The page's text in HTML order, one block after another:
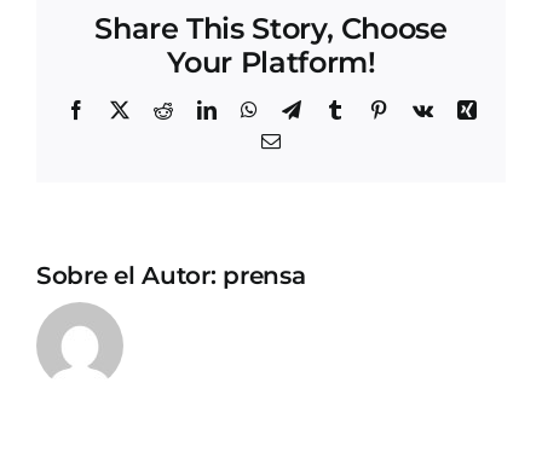
Share This Story, Choose
Your Platform!
Facebook
X RedditLinkedInWhatsApp
TelegramTumblrPinterest
Vk
Xing
Correo
Sobre el Autor: prensa